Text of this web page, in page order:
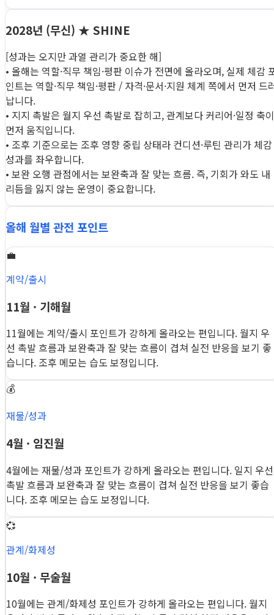
2028년 (무신) ★ SHINE
[성과는 오지만 과열 관리가 중요한 해]
• 올해는 역할·직무 책임·평판 이슈가 전면에 올라오며, 실제 체감
인트는 역할·직무 책임·평판 / 자격·문서·지원 체계 쪽에서 먼저 드
납니다.
• 지지 촉발은 월지 우선 촉발로 잡히고, 관계보다 커리어·일정 축이
먼저 움직입니다.
• 조후 기준으로는 조후 영향 중립 상태라 컨디션·루틴 관리가 체감
성과를 좌우합니다.
• 보완 오행 관점에서는 보완축과 잘 맞는 흐름. 즉, 기회가 와도 내
리듬을 잃지 않는 운영이 중요합니다.
올해 월별 관전 포인트
💼
계약/출시
11월 · 기해월
11월에는 계약/출시 포인트가 강하게 올라오는 편입니다. 월지 우
선 촉발 흐름과 보완축과 잘 맞는 흐름이 겹쳐 실전 반응을 보기 좋
습니다. 조후 메모는 습도 보정입니다.
💰
재물/성과
4월 · 임진월
4월에는 재물/성과 포인트가 강하게 올라오는 편입니다. 일지 우선
촉발 흐름과 보완축과 잘 맞는 흐름이 겹쳐 실전 반응을 보기 좋습
니다. 조후 메모는 습도 보정입니다.
💞
관계/화제성
10월 · 무술월
10월에는 관계/화제성 포인트가 강하게 올라오는 편입니다. 월지